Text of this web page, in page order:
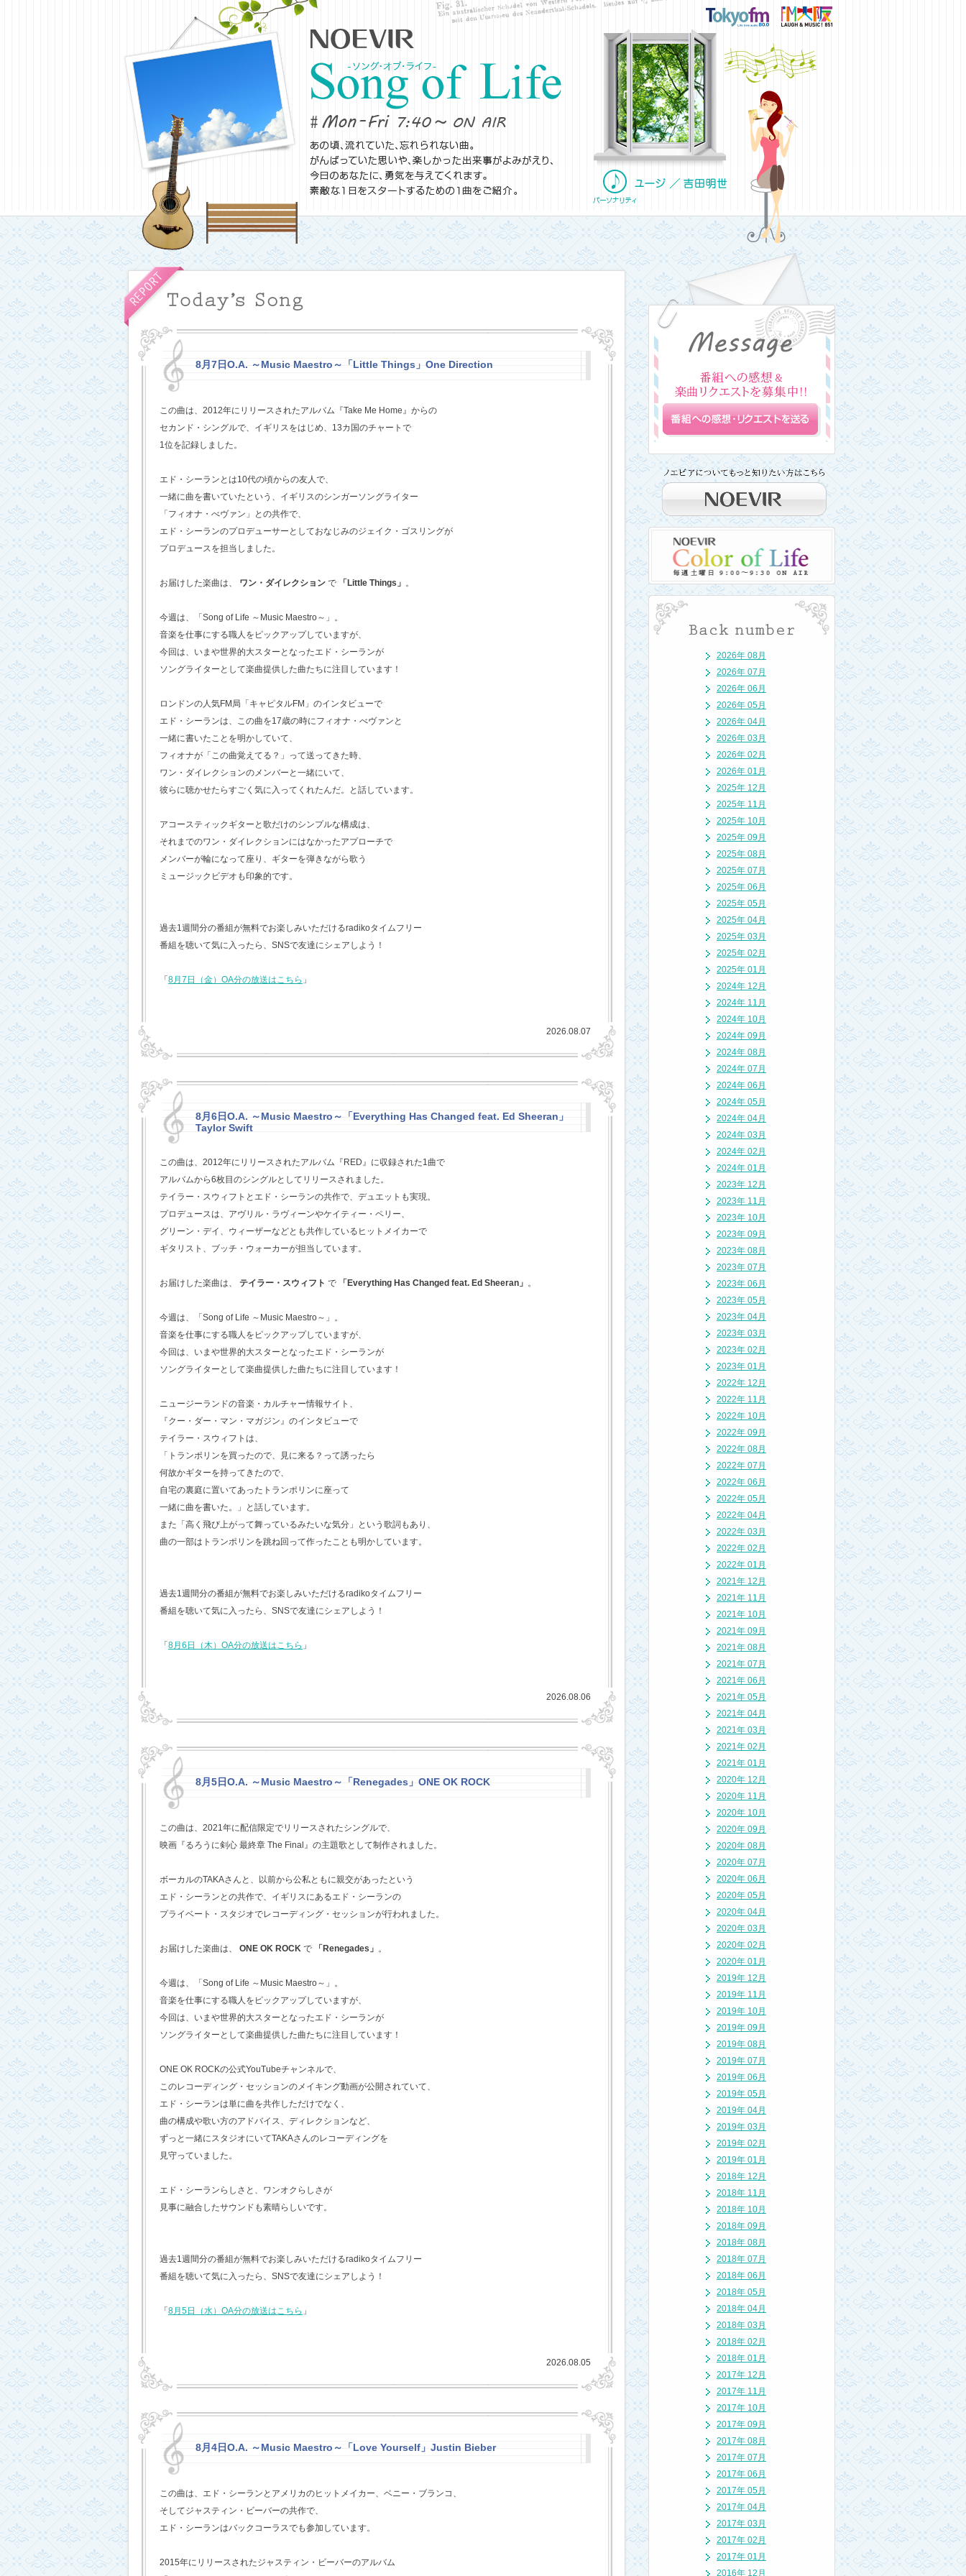
8月7日O.A. ～Music Maestro～「Little Things」One Direction
この曲は、2012年にリリースされたアルバム『Take Me Home』からの
セカンド・シングルで、イギリスをはじめ、13カ国のチャートで
1位を記録しました。
エド・シーランとは10代の頃からの友人で、
一緒に曲を書いていたという、イギリスのシンガーソングライター
「フィオナ・べヴァン」との共作で、
エド・シーランのプロデューサーとしておなじみのジェイク・ゴスリングが
プロデュースを担当しました。
お届けした楽曲は、 ワン・ダイレクション で 「Little Things」 。
今週は、「Song of Life ～Music Maestro～」。
音楽を仕事にする職人をピックアップしていますが、
今回は、いまや世界的大スターとなったエド・シーランが
ソングライターとして楽曲提供した曲たちに注目しています！
ロンドンの人気FM局「キャピタルFM」のインタビューで
エド・シーランは、この曲を17歳の時にフィオナ・べヴァンと
一緒に書いたことを明かしていて、
フィオナが「この曲覚えてる？」って送ってきた時、
ワン・ダイレクションのメンバーと一緒にいて、
彼らに聴かせたらすごく気に入ってくれたんだ。と話しています。
アコースティックギターと歌だけのシンプルな構成は、
それまでのワン・ダイレクションにはなかったアプローチで
メンバーが輪になって座り、ギターを弾きながら歌う
ミュージックビデオも印象的です。
過去1週間分の番組が無料でお楽しみいただけるradikoタイムフリー
番組を聴いて気に入ったら、SNSで友達にシェアしよう！
「 8月7日（金）OA分の放送はこちら 」
2026.08.07
8月6日O.A. ～Music Maestro～「Everything Has Changed feat. Ed Sheeran」
Taylor Swift
この曲は、2012年にリリースされたアルバム『RED』に収録された1曲で
アルバムから6枚目のシングルとしてリリースされました。
テイラー・スウィフトとエド・シーランの共作で、デュエットも実現。
プロデュースは、アヴリル・ラヴィーンやケイティー・ペリー、
グリーン・デイ、ウィーザーなどとも共作しているヒットメイカーで
ギタリスト、ブッチ・ウォーカーが担当しています。
お届けした楽曲は、 テイラー・スウィフト で 「Everything Has Changed feat. Ed Sheeran」 。
今週は、「Song of Life ～Music Maestro～」。
音楽を仕事にする職人をピックアップしていますが、
今回は、いまや世界的大スターとなったエド・シーランが
ソングライターとして楽曲提供した曲たちに注目しています！
ニュージーランドの音楽・カルチャー情報サイト、
『クー・ダー・マン・マガジン』のインタビューで
テイラー・スウィフトは、
「トランポリンを買ったので、見に来る？って誘ったら
何故かギターを持ってきたので、
自宅の裏庭に置いてあったトランポリンに座って
一緒に曲を書いた。」と話しています。
また「高く飛び上がって舞っているみたいな気分」という歌詞もあり、
曲の一部はトランポリンを跳ね回って作ったことも明かしています。
過去1週間分の番組が無料でお楽しみいただけるradikoタイムフリー
番組を聴いて気に入ったら、SNSで友達にシェアしよう！
「 8月6日（木）OA分の放送はこちら 」
2026.08.06
8月5日O.A. ～Music Maestro～「Renegades」ONE OK ROCK
この曲は、2021年に配信限定でリリースされたシングルで、
映画『るろうに剣心 最終章 The Final』の主題歌として制作されました。
ボーカルのTAKAさんと、以前から公私ともに親交があったという
エド・シーランとの共作で、イギリスにあるエド・シーランの
プライベート・スタジオでレコーディング・セッションが行われました。
お届けした楽曲は、 ONE OK ROCK で 「Renegades」 。
今週は、「Song of Life ～Music Maestro～」。
音楽を仕事にする職人をピックアップしていますが、
今回は、いまや世界的大スターとなったエド・シーランが
ソングライターとして楽曲提供した曲たちに注目しています！
ONE OK ROCKの公式YouTubeチャンネルで、
このレコーディング・セッションのメイキング動画が公開されていて、
エド・シーランは単に曲を共作しただけでなく、
曲の構成や歌い方のアドバイス、ディレクションなど、
ずっと一緒にスタジオにいてTAKAさんのレコーディングを
見守っていました。
エド・シーランらしさと、ワンオクらしさが
見事に融合したサウンドも素晴らしいです。
過去1週間分の番組が無料でお楽しみいただけるradikoタイムフリー
番組を聴いて気に入ったら、SNSで友達にシェアしよう！
「 8月5日（水）OA分の放送はこちら 」
2026.08.05
8月4日O.A. ～Music Maestro～「Love Yourself」Justin Bieber
この曲は、エド・シーランとアメリカのヒットメイカー、ベニー・ブランコ、
そしてジャスティン・ビーバーの共作で、
エド・シーランはバックコーラスでも参加しています。
2015年にリリースされたジャスティン・ビーバーのアルバム
2026年 08月
2026年 07月
2026年 06月
2026年 05月
2026年 04月
2026年 03月
2026年 02月
2026年 01月
2025年 12月
2025年 11月
2025年 10月
2025年 09月
2025年 08月
2025年 07月
2025年 06月
2025年 05月
2025年 04月
2025年 03月
2025年 02月
2025年 01月
2024年 12月
2024年 11月
2024年 10月
2024年 09月
2024年 08月
2024年 07月
2024年 06月
2024年 05月
2024年 04月
2024年 03月
2024年 02月
2024年 01月
2023年 12月
2023年 11月
2023年 10月
2023年 09月
2023年 08月
2023年 07月
2023年 06月
2023年 05月
2023年 04月
2023年 03月
2023年 02月
2023年 01月
2022年 12月
2022年 11月
2022年 10月
2022年 09月
2022年 08月
2022年 07月
2022年 06月
2022年 05月
2022年 04月
2022年 03月
2022年 02月
2022年 01月
2021年 12月
2021年 11月
2021年 10月
2021年 09月
2021年 08月
2021年 07月
2021年 06月
2021年 05月
2021年 04月
2021年 03月
2021年 02月
2021年 01月
2020年 12月
2020年 11月
2020年 10月
2020年 09月
2020年 08月
2020年 07月
2020年 06月
2020年 05月
2020年 04月
2020年 03月
2020年 02月
2020年 01月
2019年 12月
2019年 11月
2019年 10月
2019年 09月
2019年 08月
2019年 07月
2019年 06月
2019年 05月
2019年 04月
2019年 03月
2019年 02月
2019年 01月
2018年 12月
2018年 11月
2018年 10月
2018年 09月
2018年 08月
2018年 07月
2018年 06月
2018年 05月
2018年 04月
2018年 03月
2018年 02月
2018年 01月
2017年 12月
2017年 11月
2017年 10月
2017年 09月
2017年 08月
2017年 07月
2017年 06月
2017年 05月
2017年 04月
2017年 03月
2017年 02月
2017年 01月
2016年 12月